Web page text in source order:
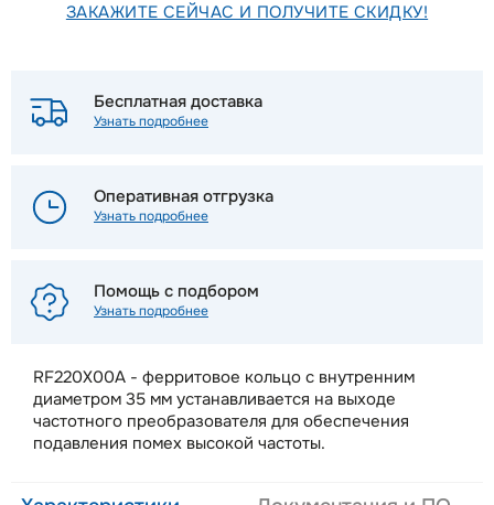
RF220X00A - ферритовое кольцо c внутренним
диаметром 35 мм устанавливается на выходе
частотного преобразователя для обеспечения
подавления помех высокой частоты.
ЗАКАЖИТЕ СЕЙЧАС И ПОЛУЧИТЕ СКИДКУ!
Бесплатная доставка
Узнать подробнее
Оперативная отгрузка
Узнать подробнее
Помощь с подбором
Узнать подробнее